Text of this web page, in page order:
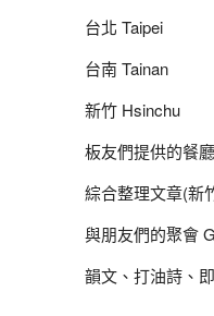
台北 Taipei
台南 Tainan
新竹 Hsinchu
板友們提供的餐
綜合整理文章(新
與朋友們的聚會
韻文、打油詩、